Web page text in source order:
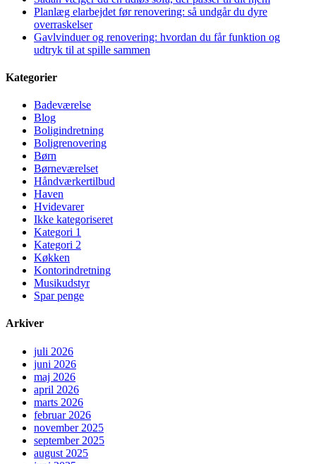
Planlæg elarbejdet før renovering: så undgår du dyre
overraskelser
Gavlvinduer og renovering: hvordan du får funktion og
udtryk til at spille sammen
Kategorier
Badeværelse
Blog
Boligindretning
Boligrenovering
Børn
Børneværelset
Håndværkertilbud
Haven
Hvidevarer
Ikke kategoriseret
Kategori 1
Kategori 2
Køkken
Kontorindretning
Musikudstyr
Spar penge
Arkiver
juli 2026
juni 2026
maj 2026
april 2026
marts 2026
februar 2026
november 2025
september 2025
august 2025